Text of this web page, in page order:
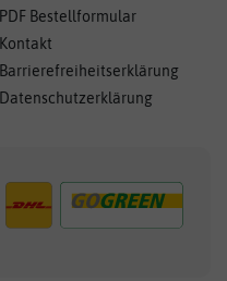
PDF Bestellformular
Kontakt
Barrierefreiheitserklärung
Datenschutzerklärung